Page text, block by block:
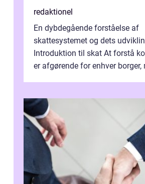
redaktionel
En dybdegående forståelse af
skattesystemet og dets
Introduktion til skat At forstå
er afgørende for enhver borger,